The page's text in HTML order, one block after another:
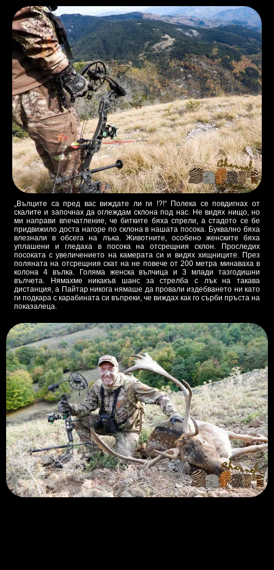
„Вълците са пред вас виждате ли ги !?!“ Полека се повдигнах от
скалите и започнах да оглеждам склона под нас. Не видях нищо, но
ми направи впечатление, че битките бяха спрели, а стадото се бе
придвижило доста нагоре по склона в нашата посока. Буквално бяха
влезнали в обсега на лъка. Животните, особено женските бяха
уплашени и гледаха в посока на отсрещния склон. Проследих
посоката с увеличението на камерата си и видях хищниците. През
поляната на отсрещния скат на не повече от 200 метра минаваха в
колона 4 вълка. Голяма женска вълчица и 3 млади тазгодишни
вълчета. Нямахме никакъв шанс за стрелба с лък на такава
дистанция, а Пайтар никога нямаше да провали издебването ни като
ги подкара с карабината си въпреки, че виждах как го сърби пръста на
показалеца.